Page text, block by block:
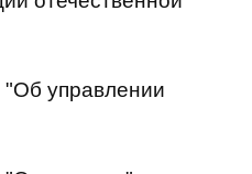
управлении